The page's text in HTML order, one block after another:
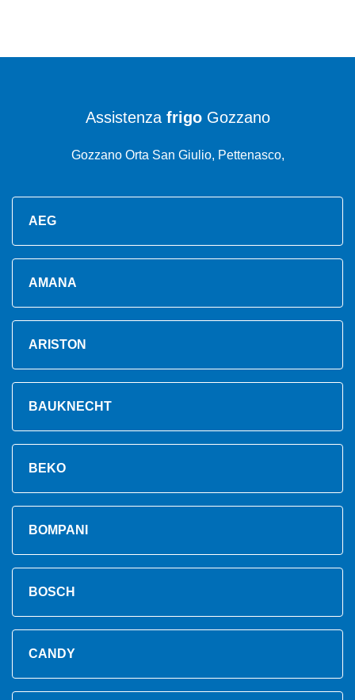
Assistenza frigoGozzano
Gozzano Orta San Giulio, Pettenasco,
AEG
AMANA
ARISTON
BAUKNECHT
BEKO
BOMPANI
BOSCH
CANDY